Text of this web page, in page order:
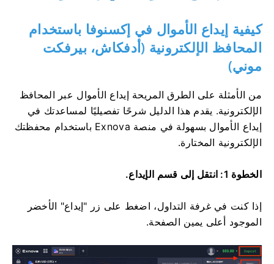
كيفية إيداع الأموال في إكسنوفا باستخدام
المحافظ الإلكترونية (أدفكاش، بيرفكت
موني)
من الأمثلة على الطرق المريحة إيداع الأموال عبر المحافظ
الإلكترونية. يقدم هذا الدليل شرحًا تفصيليًا لمساعدتك في
إيداع الأموال بسهولة في منصة Exnova باستخدام محفظتك
الإلكترونية المختارة.
الخطوة 1: انتقل إلى قسم الإيداع.
إذا كنت في غرفة التداول، اضغط على زر "إيداع" الأخضر
الموجود أعلى يمين الصفحة.